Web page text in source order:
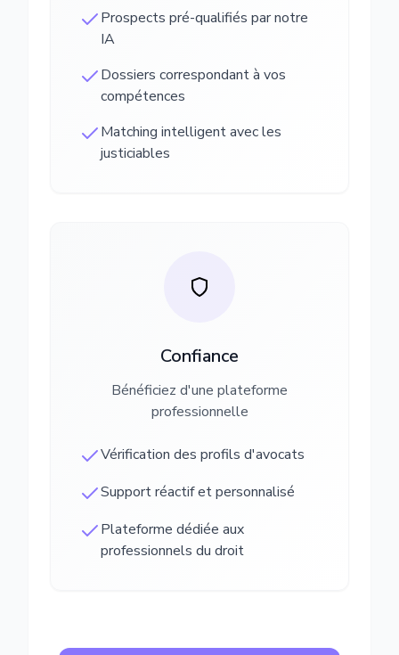
Prospects pré-qualifiés par notre
IA
Dossiers correspondant à vos
compétences
Matching intelligent avec les
justiciables
Confiance
Bénéficiez d'une plateforme
professionnelle
Vérification des profils d'avocats
Support réactif et personnalisé
Plateforme dédiée aux
professionnels du droit